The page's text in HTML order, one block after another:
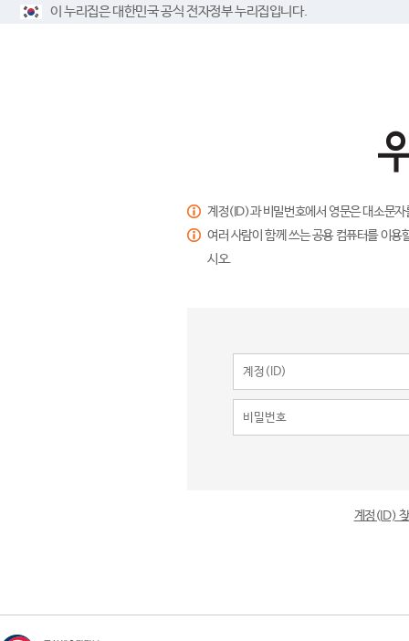
이 누리집은 대한민국 공식 전자정부 누리집입니다.
계정(ID)과 비밀번호에서 영문은 대소문
여러 사람이 함께 쓰는 공용 컴퓨터를 이
시오.
계정(ID)